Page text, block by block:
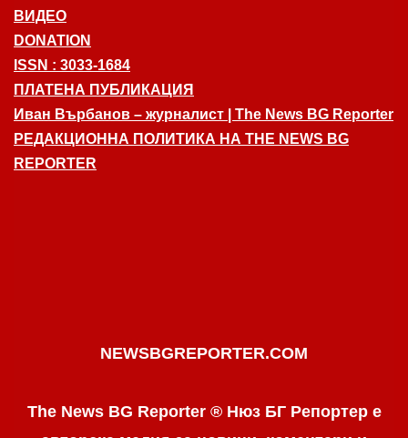
ВИДЕО
DONATION
ISSN : 3033-1684
ПЛАТЕНА ПУБЛИКАЦИЯ
Иван Върбанов – журналист | The News BG Reporter
РЕДАКЦИОННА ПОЛИТИКА НА THE NEWS BG
REPORTER
NEWSBGREPORTER.COM
The News BG Reporter ® Нюз БГ Репортер е